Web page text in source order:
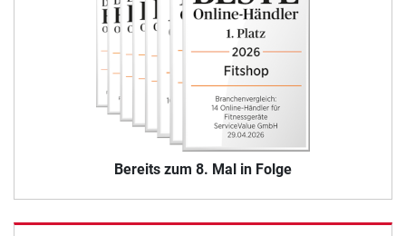
Bereits zum 8. Mal in Folge